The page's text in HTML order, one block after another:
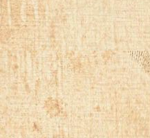
Zipper Long Wallet
Card & Coin Purse
DIY Card Holder
Card Holder
Card & Coin Purse
Sewing Projects For Scrap
Fabric